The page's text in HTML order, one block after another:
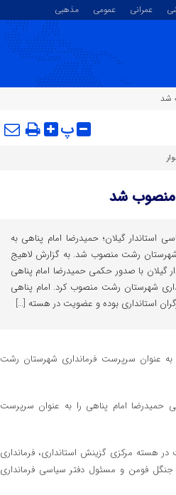
عمرانی عمومی
مذهبی
شد
پ
منصوب شد
استاندار گیلان؛ حمیدرضا امام پناهی به
رشت منصوب شد. به گزارش لاهیج
گیلان با صدور حکمی حمیدرضا امام پناهی
شهرستان رشت منصوب کرد. امام پناهی
استانداری بوده و عضویت در هسته […]
به عنوان سرپرست فرمانداری شهرستان رشت
حمیدرضا امام پناهی را به عنوان سرپرست
در هسته مرکزی گزینش استانداری، فرمانداری
جنگل فومن و مسئول دفتر سیاسی فرمانداری